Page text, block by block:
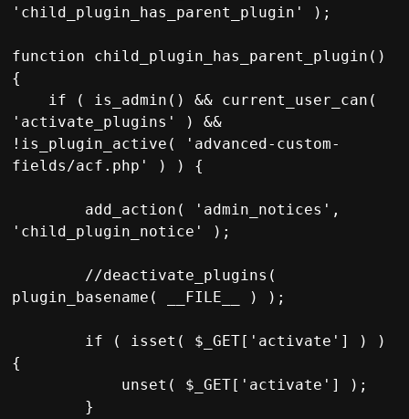
'child_plugin_has_parent_plugin' );
function child_plugin_has_parent_plugin()
{
'activate_plugins' ) &&
!is_plugin_active( 'advanced-custom-
fields/acf.php' ) ) {
'child_plugin_notice' );
plugin_basename( __FILE__ ) );
{